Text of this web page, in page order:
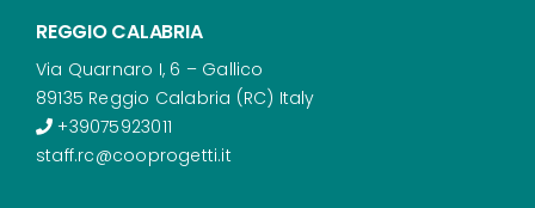
REGGIO CALABRIA
Via Quarnaro I, 6 – Gallico
89135 Reggio Calabria (RC) Italy
+39075923011
staff.rc@cooprogetti.it